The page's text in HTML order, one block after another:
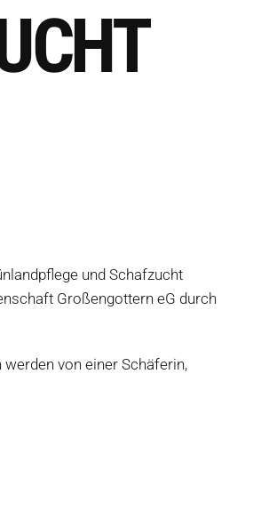
und Schafzucht
Großengottern eG durch
von einer Schäferin,